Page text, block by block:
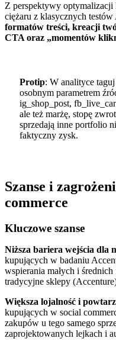
Z perspektywy optymalizacji
ciężaru z klasycznych
formatów treści, kreacji
CTA oraz „momentów
Protip: W analityce
osobnym parametrem
ig_shop_post,
ale też marżę, stopę
sprzedają inne portfolio
faktyczny zysk.
Szanse i
commerce
Kluczowe szanse
Niższa bariera wejścia dla
kupujących w badaniu
wspierania małych i
tradycyjne sklepy
Większa lojalność i
kupujących w social
zakupów u tego samego
zaprojektowanych lejkach i